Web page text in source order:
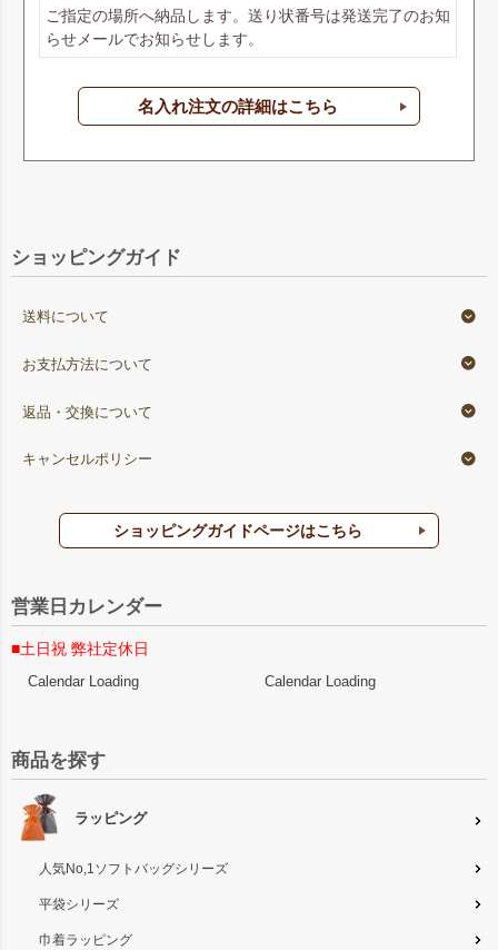
ご指定の場所へ納品します。送り状番号は発送完了のお知
らせメールでお知らせします。
名入れ注文の詳細はこちら
ショッピングガイド
送料について
お支払方法について
返品・交換について
キャンセルポリシー
ショッピングガイドページはこちら
営業日カレンダー
■土日祝 弊社定休日
Calendar Loading Calendar Loading
商品を探す
ラッピング
人気No,1ソフトバッグシリーズ
平袋シリーズ
巾着ラッピング